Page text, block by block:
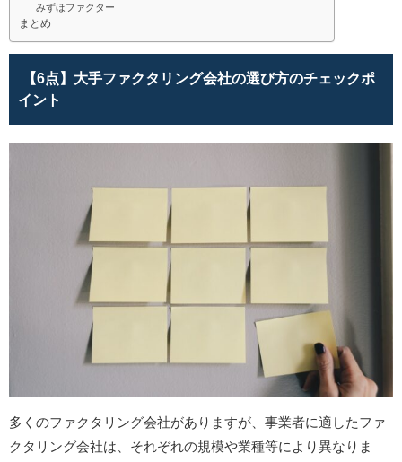
みずほファクター
まとめ
【6点】大手ファクタリング会社の選び方のチェックポ
イント
多くのファクタリング会社がありますが、事業者に適したファ
クタリング会社は、それぞれの規模や業種等により異なりま